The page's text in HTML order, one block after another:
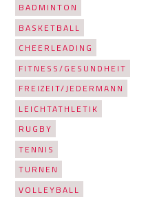
BADMINTON
BASKETBALL
CHEERLEADING
FITNESS/GESUNDHEIT
FREIZEIT/JEDERMANN
LEICHTATHLETIK
RUGBY
TENNIS
TURNEN
VOLLEYBALL